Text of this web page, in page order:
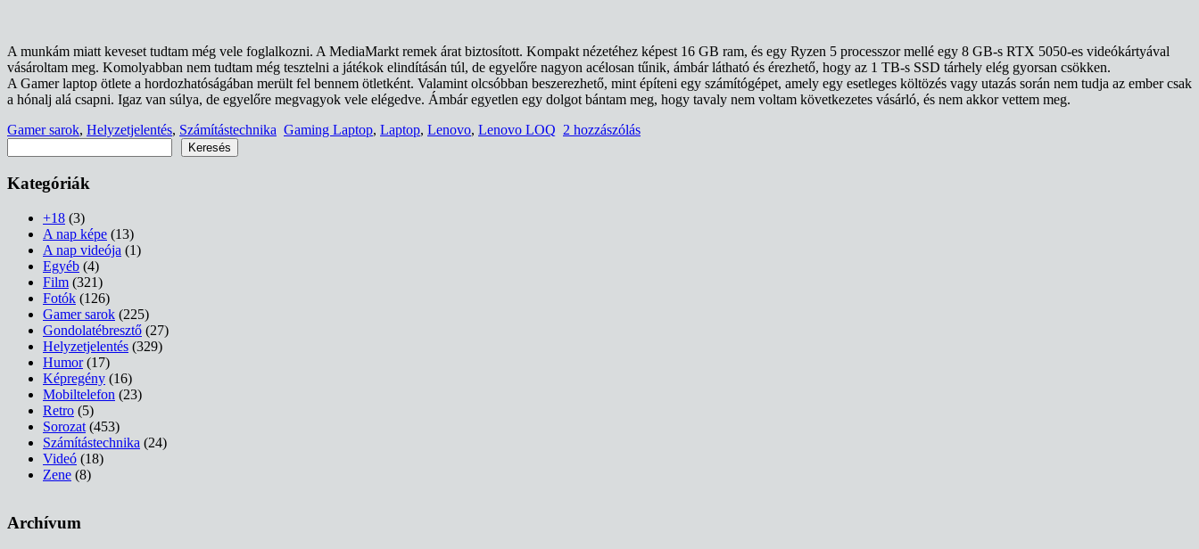
A munkám miatt keveset tudtam még vele foglalkozni. A MediaMarkt remek árat biztosított. Kompakt nézetéhez képest 16 GB ram, és egy Ryzen 5 processzor mellé egy 8 GB-s RTX 5050-es videókártyával
vásároltam meg. Komolyabban nem tudtam még tesztelni a játékok elindításán túl, de egyelőre nagyon acélosan tűnik, ámbár látható és érezhető, hogy az 1 TB-s SSD tárhely elég gyorsan csökken.
A Gamer laptop ötlete a hordozhatóságában merült fel bennem ötletként. Valamint olcsóbban beszerezhető, mint építeni egy számítógépet, amely egy esetleges költözés vagy utazás során nem tudja az ember csak
a hónalj alá csapni. Igaz van súlya, de egyelőre megvagyok vele elégedve. Ámbár egyetlen egy dolgot bántam meg, hogy tavaly nem voltam következetes vásárló, és nem akkor vettem meg.
Gamer sarok, Helyzetjelentés, Számítástechnika Gaming Laptop, Laptop, Lenovo, Lenovo LOQ 2 hozzászólás
Keresés
Kategóriák
+18 (3)
A nap képe (13)
A nap videója (1)
Egyéb (4)
Film (321)
Fotók (126)
Gamer sarok (225)
Gondolatébresztő (27)
Helyzetjelentés (329)
Humor(17)
Képregény (16)
Mobiltelefon (23)
Retro (5)
Sorozat (453)
Számítástechnika (24)
Videó (18)
Zene (8)
Archívum